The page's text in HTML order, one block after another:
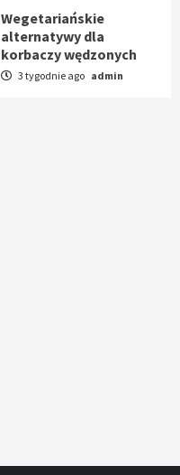
Wegetariańskie
alternatywy dla
korbaczy wędzonych
3 tygodnie ago admin